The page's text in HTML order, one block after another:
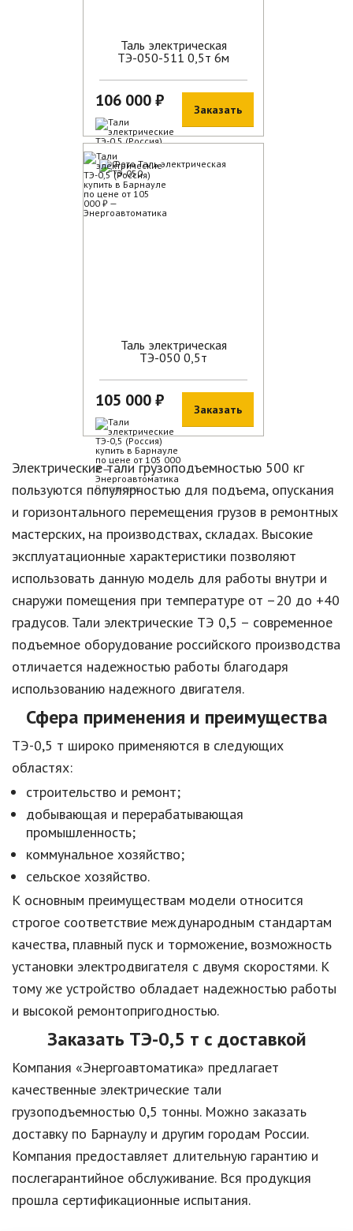
Таль электрическая
ТЭ-050-511 0,5т 6м
106 000 ₽
В наличии
Заказать
Таль электрическая
ТЭ-050 0,5т
105 000 ₽
В наличии
Заказать
Электрические тали грузоподъемностью 500 кг
пользуются популярностью для подъема, опускания
и горизонтального перемещения грузов в ремонтных
мастерских, на производствах, складах. Высокие
эксплуатационные характеристики позволяют
использовать данную модель для работы внутри и
снаружи помещения при температуре от –20 до +40
градусов. Тали электрические ТЭ 0,5 – современное
подъемное оборудование российского производства
отличается надежностью работы благодаря
использованию надежного двигателя.
Сфера применения и преимущества
ТЭ-0,5 т широко применяются в следующих
областях:
строительство и ремонт;
добывающая и перерабатывающая
промышленность;
коммунальное хозяйство;
сельское хозяйство.
К основным преимуществам модели относится
строгое соответствие международным стандартам
качества, плавный пуск и торможение, возможность
установки электродвигателя с двумя скоростями. К
тому же устройство обладает надежностью работы
и высокой ремонтопригодностью.
Заказать ТЭ-0,5 т с доставкой
Компания «Энергоавтоматика» предлагает
качественные электрические тали
грузоподъемностью 0,5 тонны. Можно заказать
доставку по Барнаулу и другим городам России.
Компания предоставляет длительную гарантию и
послегарантийное обслуживание. Вся продукция
прошла сертификационные испытания.